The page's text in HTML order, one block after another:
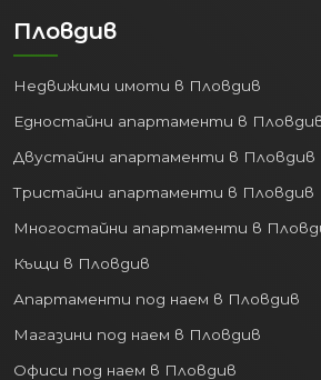
Пловдив
Недвижими имоти в Пловдив
Едностайни апартаменти в
Двустайни апартаменти в Пловдив
Тристайни апартаменти в Пловдив
Многостайни апартаменти в
Къщи в Пловдив
Апартаменти под наем в Пловдив
Магазини под наем в Пловдив
Офиси под наем в Пловдив